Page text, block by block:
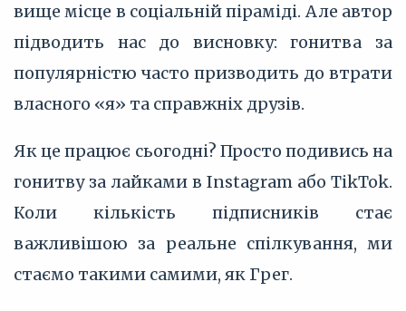
вище місце в соціальній піраміді. Але автор
підводить нас до висновку: гонитва за
популярністю часто призводить до втрати
власного «я» та справжніх друзів.
Як це працює сьогодні? Просто подивись на
гонитву за лайками в Instagram або TikTok.
Коли кількість підписників стає
важливішою за реальне спілкування, ми
стаємо такими самими, як Грег.